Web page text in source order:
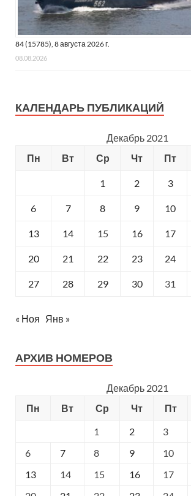
84 (15785), 8 августа 2026 г.
08.08.2026
КАЛЕНДАРЬ ПУБЛИКАЦИЙ
Декабрь 2021
Пн
Вт Ср Чт Пт
1 2 3
6 7 8 9 10
13 14 15 16 17
20 21 22 23 24
27 28 29 30 31
« Ноя Янв »
АРХИВ НОМЕРОВ
Декабрь 2021
Пн
Вт Ср Чт Пт
1
2 3
6
7 8 9 10
13
14 15 16 17